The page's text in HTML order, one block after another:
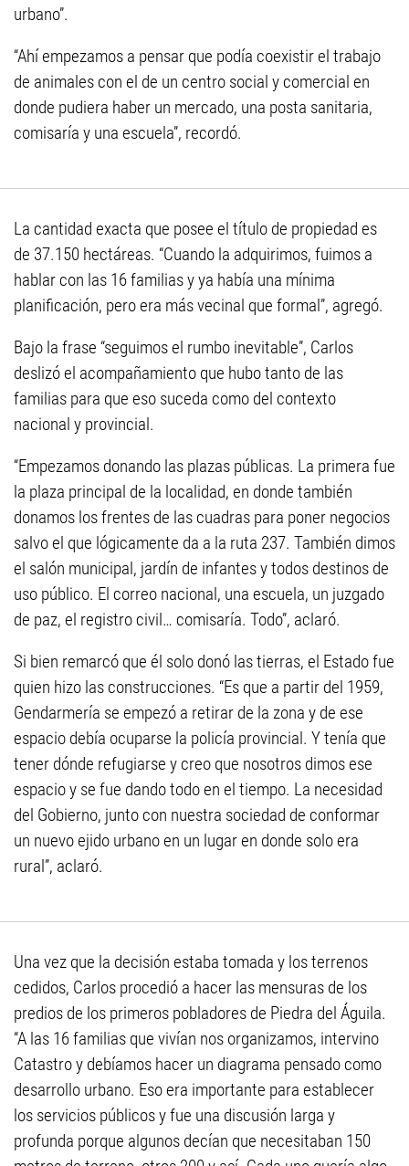
urbano”.
“Ahí empezamos a pensar que podía coexistir el trabajo
de animales con el de un centro social y comercial en
donde pudiera haber un mercado, una posta sanitaria,
comisaría y una escuela”, recordó.
La cantidad exacta que posee el título de propiedad es
de 37.150 hectáreas. “Cuando la adquirimos, fuimos a
hablar con las 16 familias y ya había una mínima
planificación, pero era más vecinal que formal”, agregó.
Bajo la frase “seguimos el rumbo inevitable”, Carlos
deslizó el acompañamiento que hubo tanto de las
familias para que eso suceda como del contexto
nacional y provincial.
“Empezamos donando las plazas públicas. La primera fue
la plaza principal de la localidad, en donde también
donamos los frentes de las cuadras para poner negocios
salvo el que lógicamente da a la ruta 237. También dimos
el salón municipal, jardín de infantes y todos destinos de
uso público. El correo nacional, una escuela, un juzgado
de paz, el registro civil… comisaría. Todo”, aclaró.
Si bien remarcó que él solo donó las tierras, el Estado fue
quien hizo las construcciones. “Es que a partir del 1959,
Gendarmería se empezó a retirar de la zona y de ese
espacio debía ocuparse la policía provincial. Y tenía que
tener dónde refugiarse y creo que nosotros dimos ese
espacio y se fue dando todo en el tiempo. La necesidad
del Gobierno, junto con nuestra sociedad de conformar
un nuevo ejido urbano en un lugar en donde solo era
rural”, aclaró.
Una vez que la decisión estaba tomada y los terrenos
cedidos, Carlos procedió a hacer las mensuras de los
predios de los primeros pobladores de Piedra del Águila.
“A las 16 familias que vivían nos organizamos, intervino
Catastro y debíamos hacer un diagrama pensado como
desarrollo urbano. Eso era importante para establecer
los servicios públicos y fue una discusión larga y
profunda porque algunos decían que necesitaban 150